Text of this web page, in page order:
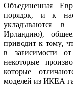
Объединенная
порядок, и к
укладываются в
Ирландию),
приводит к тому,
в зависимости
некоторые
которые
моделей из ИКЕА